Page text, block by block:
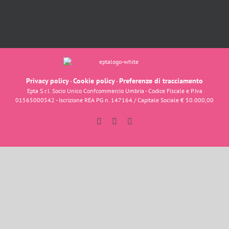
Privacy policy-Cookie policy-Preferenze di tracciamento
Epta S.r.l. Socio Unico Confcommercio Umbria - Codice Fiscale e P.Iva
01565000542 - Iscrizione REA PG n. 147164 / Capitale Sociale € 50.000,00
FacebookInstagram